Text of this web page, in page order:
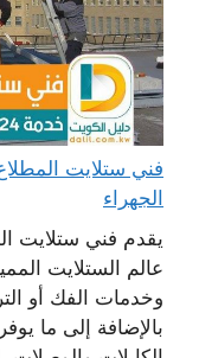
الجهراء
يقدم فني ستلايت
عالم الستلايت
وخدمات الفك أو
بالإضافة إلى ما